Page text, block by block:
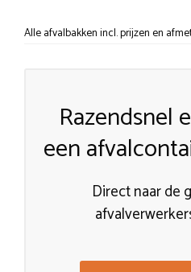
Alle afvalbakken incl. prijzen en
Razendsnel
een
Direct naar de